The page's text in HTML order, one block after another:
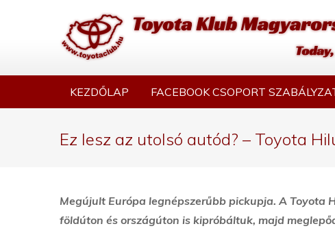
KEZDŐLAP FACEBOOK CSOPORT
Ez lesz az utolsó autód? – Toyota
Megújult Európa legnépszerűbb pickupja. A Toyota
földúton és országúton is kipróbáltuk, majd